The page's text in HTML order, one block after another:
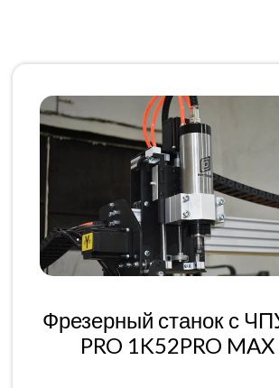
Фрезерный станок с
PRO 1K52PRO